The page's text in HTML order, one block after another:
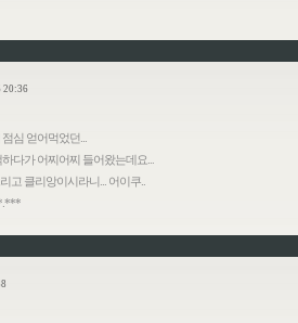
20:36
심 얻어먹었던...
다가 어찌어찌 들어왔는데요...
고 클리앙이시라니... 어이쿠..